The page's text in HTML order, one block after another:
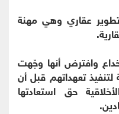
عقاري وهي مهنة
وافترض أنها وجّهت
لتنفيذ تعهداتهم قبل أن
حق استعادتها